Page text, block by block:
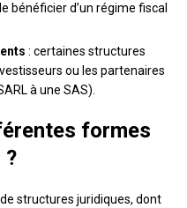
bénéficier d’un régime fiscal
: certaines structures
ou les partenaires
à une SAS).
formes
?
structures juridiques, dont